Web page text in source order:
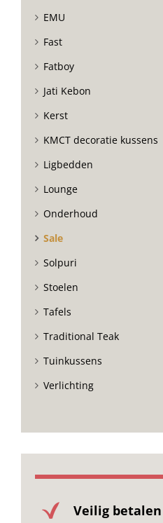
EMU
Fast
Fatboy
Jati Kebon
Kerst
KMCT decoratie kussens
Ligbedden
Lounge
Onderhoud
Sale
Solpuri
Stoelen
Tafels
Traditional Teak
Tuinkussens
Verlichting
Veilig betalen